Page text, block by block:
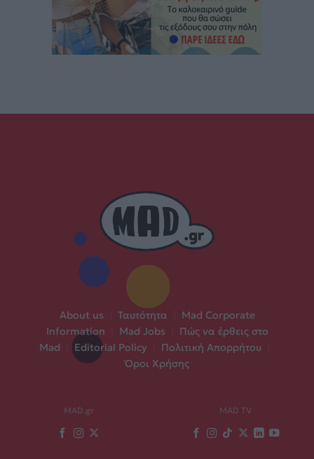
About us Ταυτότητα
Mad Corporate
Information
Mad Jobs
Πώς να έρθεις στο
Mad
Editorial Policy Πολιτική Απορρήτου
Όροι Χρήσης
MAD.gr MAD TV